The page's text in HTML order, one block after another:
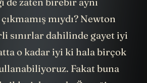
zaten birebir aynı
mıydı? Newton
sınırlar dahilinde gayet iyi
o kadar iyi ki hala birçok
Fakat buna